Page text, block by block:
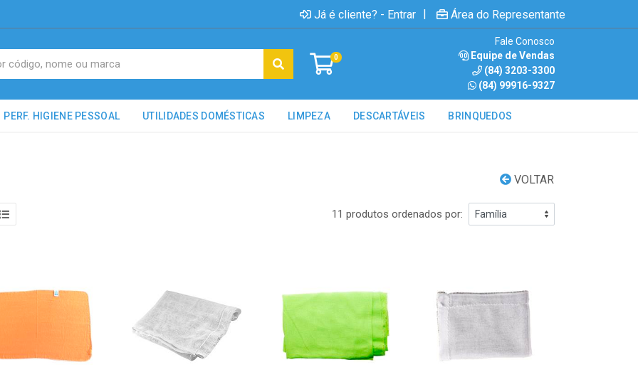
Já é cliente? - Entrar | Área do Representante
0
Fale Conosco
Equipe de Vendas
(84) 3203-3300
(84) 99916-9327
PERF. HIGIENE PESSOAL UTILIDADES DOMÉSTICAS LIMPEZA DESCARTÁVEIS BRINQUEDOS
VOLTAR
11 produtos ordenados por: